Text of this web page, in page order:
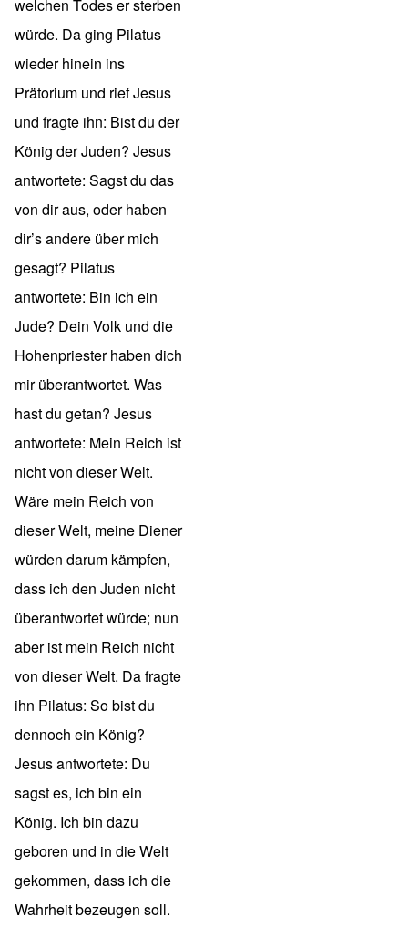
welchen Todes er sterben
würde. Da ging Pilatus
wieder hinein ins
Prätorium und rief Jesus
und fragte ihn: Bist du der
König der Juden? Jesus
antwortete: Sagst du das
von dir aus, oder haben
dir’s andere über mich
gesagt? Pilatus
antwortete: Bin ich ein
Jude? Dein Volk und die
Hohenpriester haben dich
mir überantwortet. Was
hast du getan? Jesus
antwortete: Mein Reich ist
nicht von dieser Welt.
Wäre mein Reich von
dieser Welt, meine Diener
würden darum kämpfen,
dass ich den Juden nicht
überantwortet würde; nun
aber ist mein Reich nicht
von dieser Welt. Da fragte
ihn Pilatus: So bist du
dennoch ein König?
Jesus antwortete: Du
sagst es, ich bin ein
König. Ich bin dazu
geboren und in die Welt
gekommen, dass ich die
Wahrheit bezeugen soll.